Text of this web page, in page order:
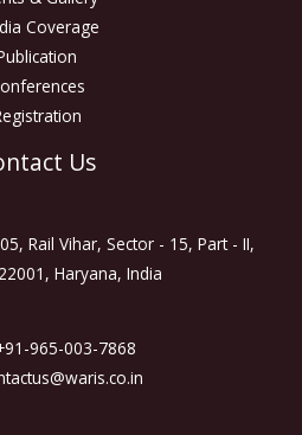
Coverage
Us
Rail Vihar, Sector - 15, Part - II,
Haryana, India
965-003-7868